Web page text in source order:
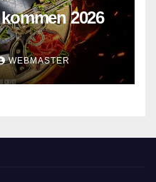
2026
WEBMASTER